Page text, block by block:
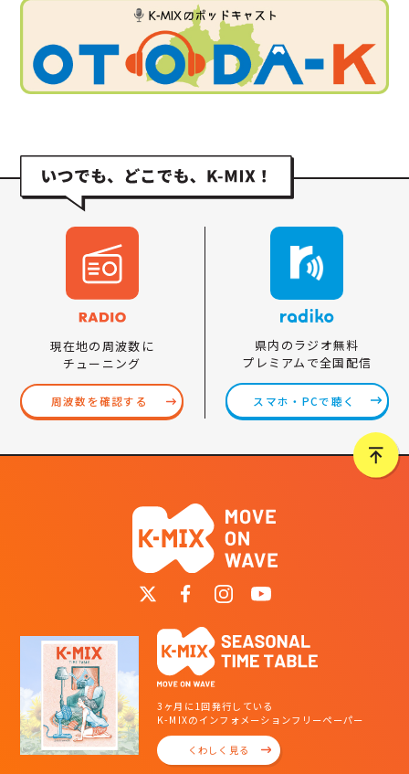
現在地の周波数に
チューニング
周波数を確認する
県内のラジオ無料
プレミアムで全国配信
スマホ・PCで聴く
3ヶ月に1回発行している
K-MIXのインフォメーションフリーペーパー
くわしく見る